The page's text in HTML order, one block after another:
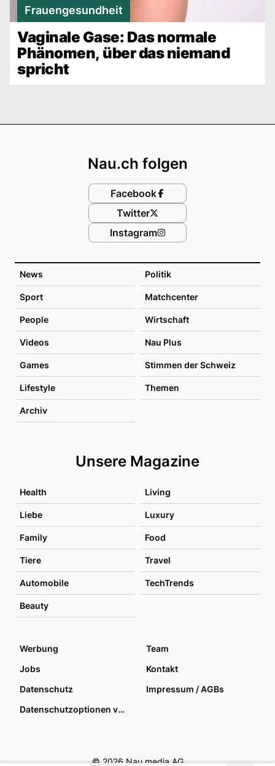
Frauengesundheit
Vaginale Gase: Das normale
Phänomen, über das niemand
spricht
News Politik
Sport Matchcenter
People Wirtschaft
Videos Nau Plus
Games Stimmen der Schweiz
Lifestyle Themen
Archiv
Unsere Magazine
Health Living
Liebe Luxury
Family Food
Tiere Travel
Automobile TechTrends
Beauty
Nau.ch folgen
Facebook
Twitter
Instagram
Werbung
Team
Jobs
Kontakt
Datenschutz
Impressum / AGBs
Datenschutzoptionen verwalten
© 2026 Nau media AG